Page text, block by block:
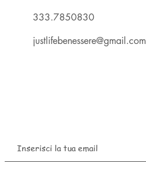
333.7850830
justlifebenessere@gmail.com